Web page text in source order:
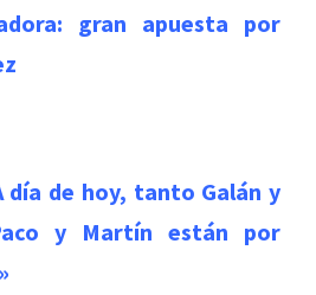
gran apuesta por
día de hoy, tanto Galán y
y Martín están por